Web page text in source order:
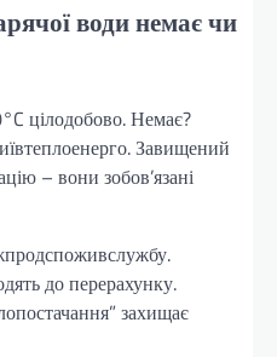
води немає чи
цілодобово. Немає?
Завищений
– вони зобов’язані
до перерахунку.
захищає